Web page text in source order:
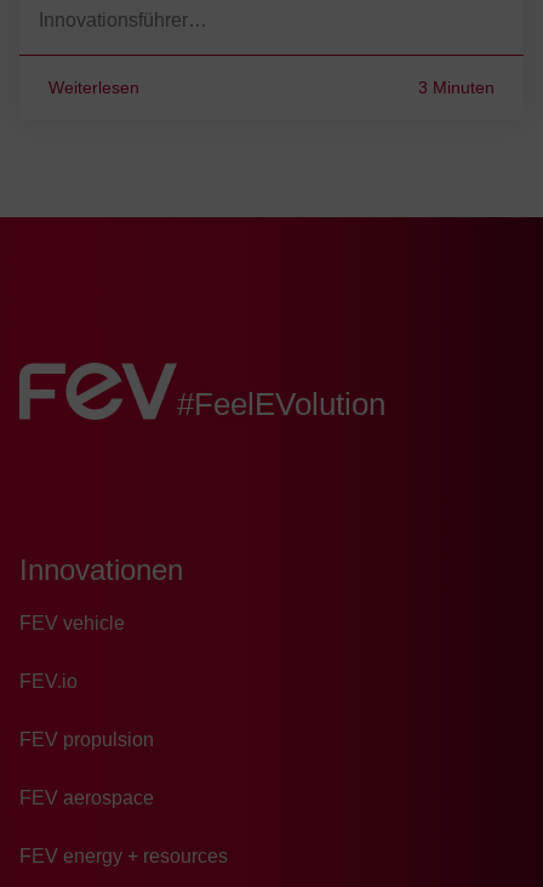
Innovationsführer…
Weiterlesen 3 Minuten
FEV:
#FeelEVolution
Innovationen
FEV vehicle
FEV.io
FEV propulsion
FEV aerospace
FEV energy + resources